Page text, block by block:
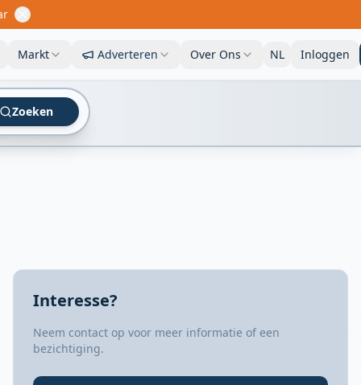
Markt Adverteren Over Ons NL Inloggen
Zoeken
watersportliefhebbers
Advertentie
Interesse?
Neem contact op voor meer informatie of een
bezichtiging.